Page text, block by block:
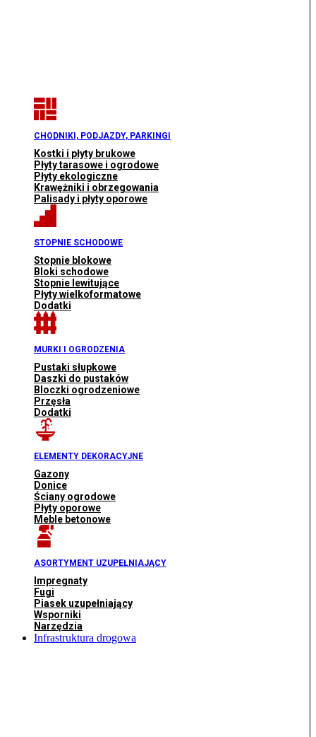
CHODNIKI, PODJAZDY, PARKINGI
Kostki i płyty brukowe
Płyty tarasowe i ogrodowe
Płyty ekologiczne
Krawężniki i obrzegowania
Palisady i płyty oporowe
STOPNIE SCHODOWE
Stopnie blokowe
Bloki schodowe
Stopnie lewitujące
Płyty wielkoformatowe
Dodatki
MURKI I OGRODZENIA
Pustaki słupkowe
Daszki do pustaków
Bloczki ogrodzeniowe
Przęsła
Dodatki
ELEMENTY DEKORACYJNE
Gazony
Donice
Ściany ogrodowe
Płyty oporowe
Meble betonowe
ASORTYMENT UZUPEŁNIAJĄCY
Impregnaty
Fugi
Piasek uzupełniający
Wsporniki
Narzędzia
Infrastruktura drogowa